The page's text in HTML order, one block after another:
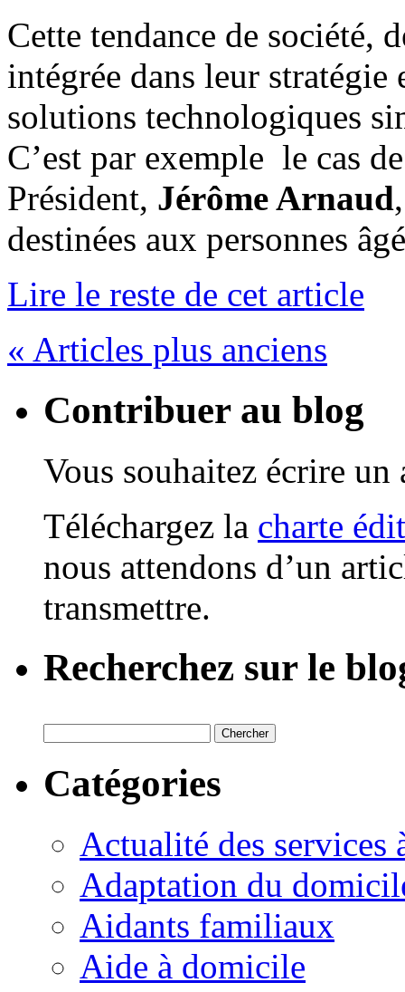
Cette tendance de société,
intégrée dans leur
solutions technologiques
C’est par exemple le cas
Président, Jérôme Arnaud
destinées aux personnes
Lire le reste de cet article
« Articles plus anciens
Contribuer au blog
Vous souhaitez écrire
Téléchargez la charte
nous attendons d’un
transmettre.
Recherchez sur le
Catégories
Actualité des services
Adaptation du
Aidants familiaux
Aide à domicile